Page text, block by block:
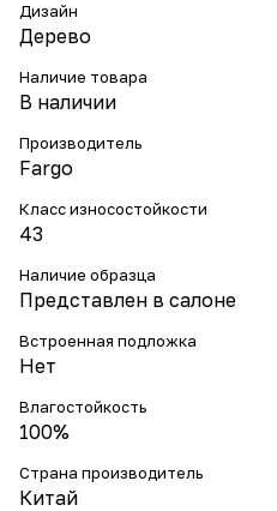
Дизайн
Дерево
Наличие товара
В наличии
Производитель
Fargo
Класс износостойкости
43
Наличие образца
Представлен в салоне
Встроенная подложка
Нет
Влагостойкость
100%
Страна производитель
Китай